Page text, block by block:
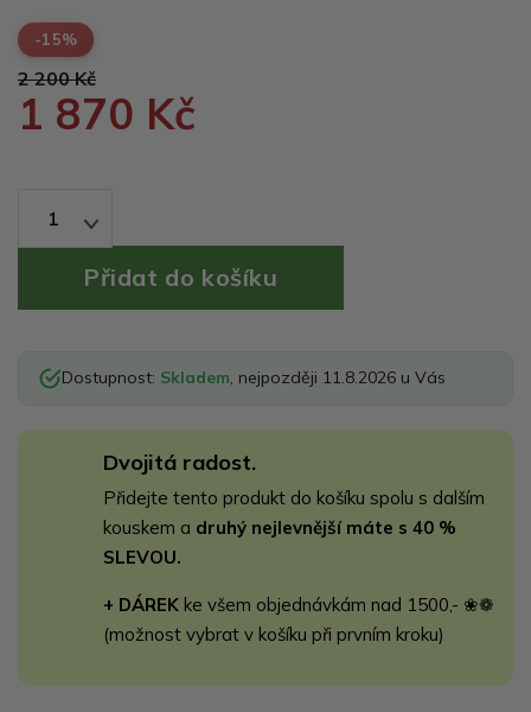
-15%
2 200 Kč
1 870 Kč
1
Dostupnost: Skladem, nejpozději 11.8.2026 u Vás
Dvojitá radost.
Přidejte tento produkt do košíku spolu s dalším
kouskem a druhý nejlevnější máte s 40 %
SLEVOU.
+ DÁREK ke všem objednávkám nad 1500,- ❀❁
(možnost vybrat v košíku při prvním kroku)